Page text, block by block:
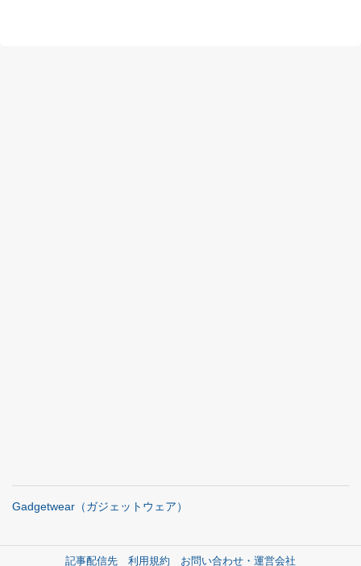
Gadgetwear（ガジェットウェア）
記事配信先 利用規約 お問い合わせ・運営会社